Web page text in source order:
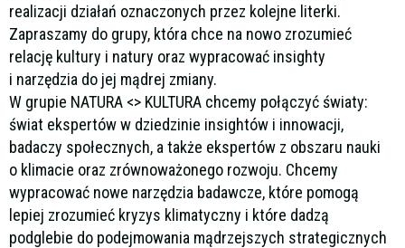
realizacji działań oznaczonych przez kolejne literki.
Zapraszamy do grupy, która chce na nowo zrozumieć
relację kultury i natury oraz wypracować insighty
i narzędzia do jej mądrej zmiany.
W grupie NATURA <> KULTURA chcemy połączyć światy:
świat ekspertów w dziedzinie insightów i innowacji,
badaczy społecznych, a także ekspertów z obszaru nauki
o klimacie oraz zrównoważonego rozwoju. Chcemy
wypracować nowe narzędzia badawcze, które pomogą
lepiej zrozumieć kryzys klimatyczny i które dadzą
podglebie do podejmowania mądrzejszych strategicznych